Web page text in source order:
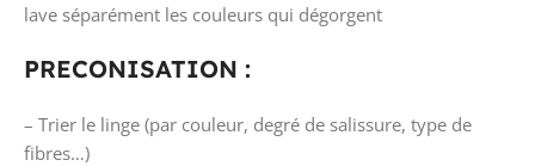
lave séparément les couleurs qui dégorgent
PRECONISATION :
– Trier le linge (par couleur, degré de salissure, type de
fibres…)